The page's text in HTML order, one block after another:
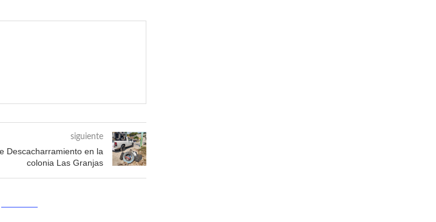
siguiente
Descacharramiento en la
colonia Las Granjas